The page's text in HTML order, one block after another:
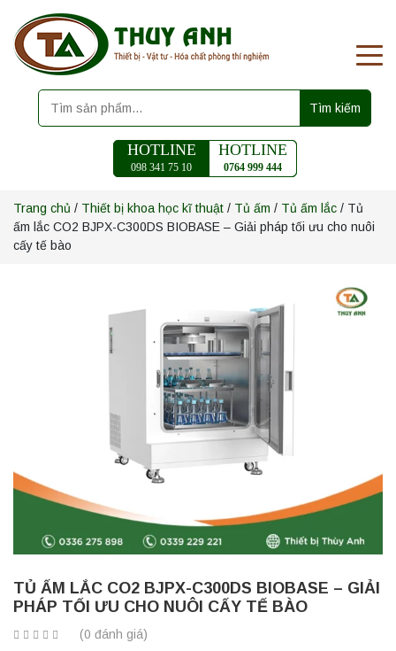
Tìm kiếm
HOTLINE
098 341 75 10
HOTLINE
0764 999 444
Trang chủ / Thiết bị khoa học kĩ thuật / Tủ ấm / Tủ ấm lắc / Tủ
ấm lắc CO2 BJPX-C300DS BIOBASE – Giải pháp tối ưu cho nuôi
cấy tế bào
TỦ ẤM LẮC CO2 BJPX-C300DS BIOBASE – GIẢI
PHÁP TỐI ƯU CHO NUÔI CẤY TẾ BÀO
(0 đánh giá)